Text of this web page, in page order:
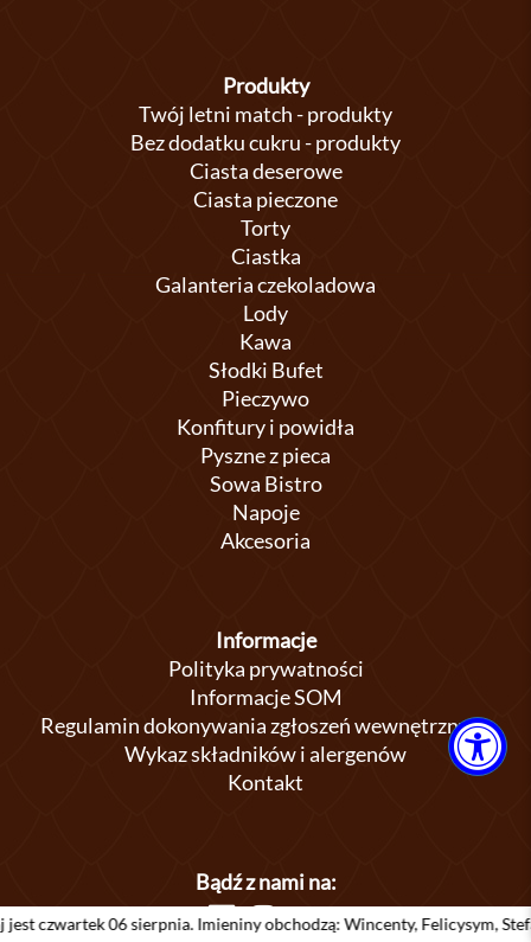
Produkty
Twój letni match - produkty
Bez dodatku cukru - produkty
Ciasta deserowe
Ciasta pieczone
Torty
Ciastka
Galanteria czekoladowa
Lody
Kawa
Słodki Bufet
Pieczywo
Konfitury i powidła
Pyszne z pieca
Sowa Bistro
Napoje
Akcesoria
Informacje
Polityka prywatności
Informacje SOM
Regulamin dokonywania zgłoszeń wewnętrznych
Wykaz składników i alergenów
Kontakt
Bądź z nami na:
sierpnia. Imieniny obchodzą: Wincenty, Felicysym, Stefan, Jakub,